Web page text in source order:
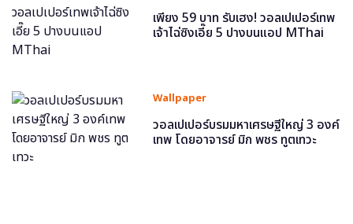
เพียง 59 บาท รับเฮง! วอลเปเปอร์เทพ
เจ้าไฉ่ซิงเอี๊ย 5 ปางบนแอป MThai
Wallpaper
วอลเปเปอร์บรมมหาเศรษฐีใหญ่ 3 องค์
เทพ โดยอาจารย์ มิก พชร ทูตเทวะ